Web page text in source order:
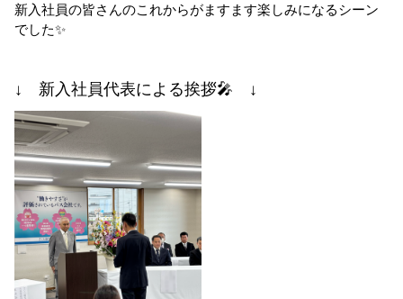
新入社員の皆さんのこれからがますます楽しみになるシーン
でした✨
↓ 新入社員代表による挨拶🎤 ↓